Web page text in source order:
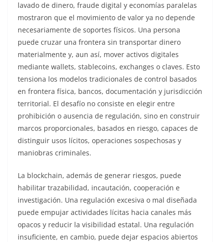
lavado de dinero, fraude digital y economías paralelas
mostraron que el movimiento de valor ya no depende
necesariamente de soportes físicos. Una persona
puede cruzar una frontera sin transportar dinero
materialmente y, aun así, mover activos digitales
mediante wallets, stablecoins, exchanges o claves. Esto
tensiona los modelos tradicionales de control basados
en frontera física, bancos, documentación y jurisdicción
territorial. El desafío no consiste en elegir entre
prohibición o ausencia de regulación, sino en construir
marcos proporcionales, basados en riesgo, capaces de
distinguir usos lícitos, operaciones sospechosas y
maniobras criminales.
La blockchain, además de generar riesgos, puede
habilitar trazabilidad, incautación, cooperación e
investigación. Una regulación excesiva o mal diseñada
puede empujar actividades lícitas hacia canales más
opacos y reducir la visibilidad estatal. Una regulación
insuficiente, en cambio, puede dejar espacios abiertos